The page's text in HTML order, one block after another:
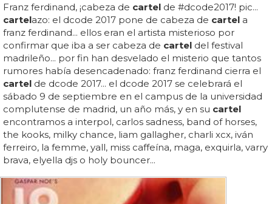
Franz ferdinand, ¡cabeza de cartel de #dcode2017! pic...
cartelazo: el dcode 2017 pone de cabeza de cartel a
franz ferdinand... ellos eran el artista misterioso por
confirmar que iba a ser cabeza de cartel del festival
madrileño... por fin han desvelado el misterio que tantos
rumores había desencadenado: franz ferdinand cierra el
cartel de dcode 2017... el dcode 2017 se celebrará el
sábado 9 de septiembre en el campus de la universidad
complutense de madrid, un año más, y en su cartel
encontramos a interpol, carlos sadness, band of horses,
the kooks, milky chance, liam gallagher, charli xcx, iván
ferreiro, la femme, yall, miss caffeína, maga, exquirla, varry
brava, elyella djs o holy bouncer...